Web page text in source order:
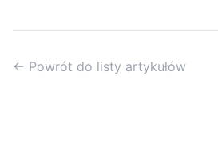
← Powrót do listy artykułów